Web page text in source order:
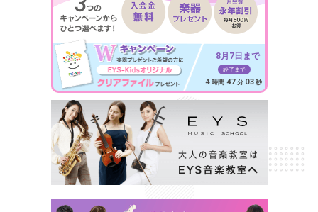
8月7日まで
終了まで
4 時間 47 分 01 秒